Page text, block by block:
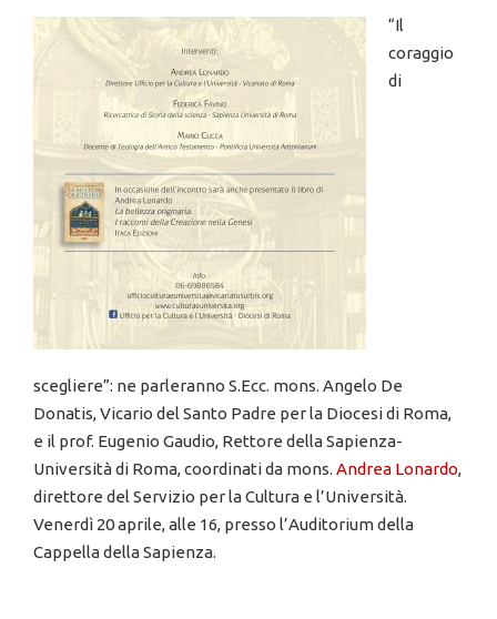
“Il
coraggio
di
scegliere”: ne parleranno S.Ecc. mons. Angelo De
Donatis, Vicario del Santo Padre per la Diocesi di Roma,
e il prof. Eugenio Gaudio, Rettore della Sapienza-
Università di Roma, coordinati da mons. Andrea Lonardo,
direttore del Servizio per la Cultura e l’Università.
Venerdì 20 aprile, alle 16, presso l’Auditorium della
Cappella della Sapienza.